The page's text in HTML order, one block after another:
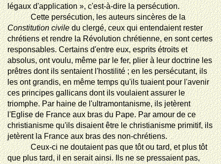
légaux d'application », c'est-à-dire la persécution.
Cette persécution, les auteurs sincères de la
Constitution civiledu clergé, ceux qui entendaient rester
chrétiens et rendre la Révolution chrétienne, en sont certes
responsables. Certains d'entre eux, esprits étroits et
absolus, ont voulu, même par le fer, plier à leur doctrine les
prêtres dont ils sentaient l'hostilité ; en les persécutant, ils
les ont grandis, en même temps qu'ils tuaient pour l'avenir
ces principes gallicans dont ils voulaient assurer le
triomphe. Par haine de l'ultramontanisme, ils jetèrent
l'Eglise de France aux bras du Pape. Par amour de ce
christianisme qu'ils disaient être le christianisme primitif, ils
jetèrent la France aux bras des non-chrétiens.
Ceux-ci ne doutaient pas que tôt ou tard, et plus tôt
que plus tard, il en serait ainsi. Ils ne se pressaient pas,